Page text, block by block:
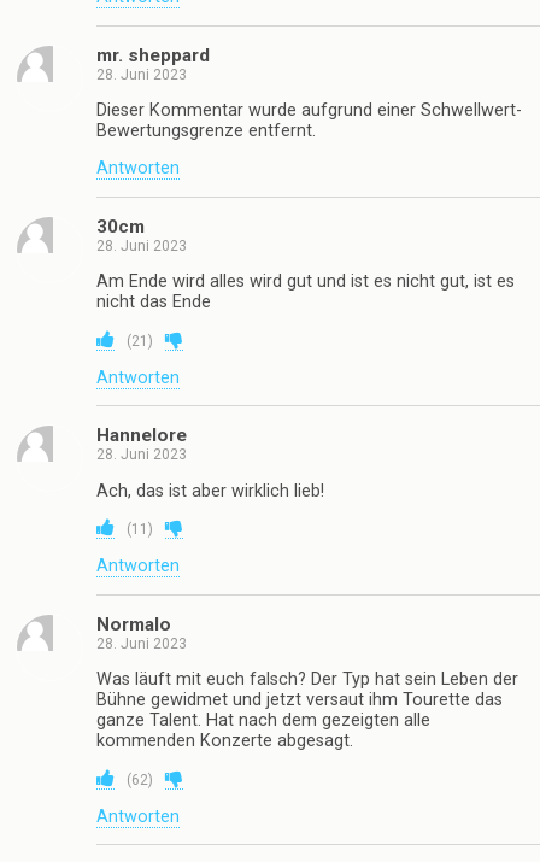
mr. sheppard
28. Juni 2023
Dieser Kommentar wurde aufgrund einer Schwellwert-
Bewertungsgrenze entfernt.
Antworten
30cm
28. Juni 2023
Am Ende wird alles wird gut und ist es nicht gut, ist es
nicht das Ende
(21 )
Antworten
Hannelore
28. Juni 2023
Ach, das ist aber wirklich lieb!
(11 )
Antworten
Normalo
28. Juni 2023
Was läuft mit euch falsch? Der Typ hat sein Leben der
Bühne gewidmet und jetzt versaut ihm Tourette das
ganze Talent. Hat nach dem gezeigten alle
kommenden Konzerte abgesagt.
(62)
Antworten